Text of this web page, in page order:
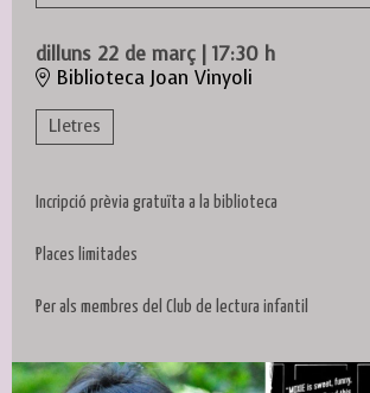
dilluns 22 de març | 17:30 h
Biblioteca Joan Vinyoli
Lletres
Incripció prèvia gratuïta a la biblioteca
Places limitades
Per als membres del Club de lectura infantil